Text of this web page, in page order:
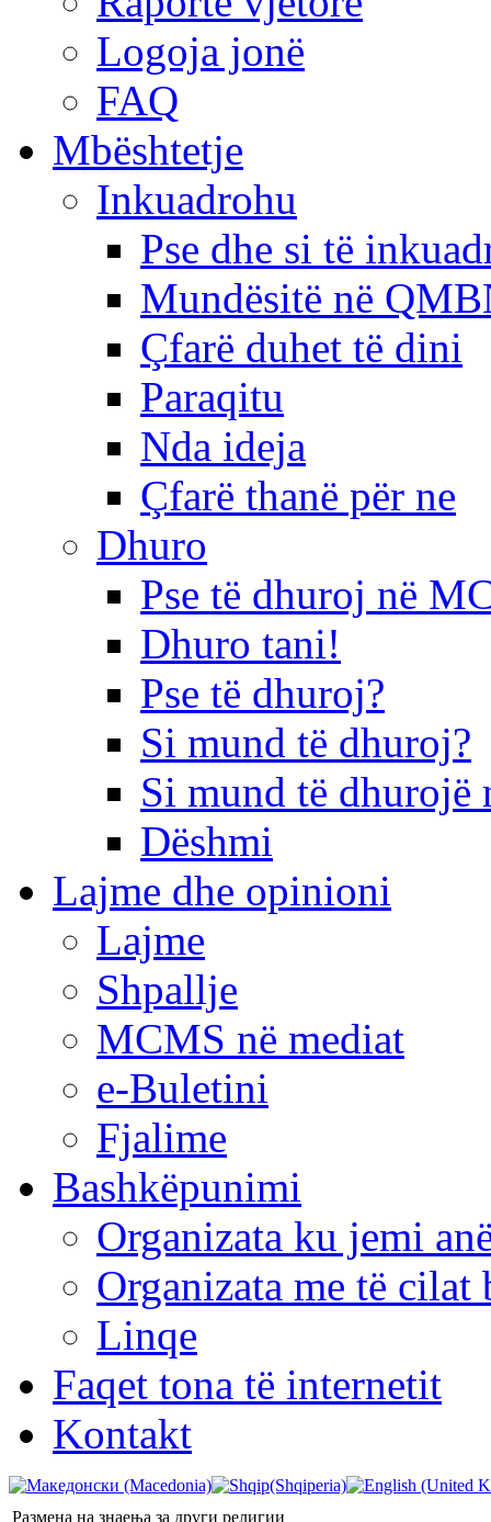
Logoja jonë
FAQ
Mbështetje
Inkuadrohu
Pse dhe si të
Mundësitë në
Çfarë duhet të dini
Paraqitu
Nda ideja
Çfarë thanë për ne
Dhuro
Pse të dhuroj në
Dhuro tani!
Pse të dhuroj?
Si mund të dhuroj?
Si mund të dhurojë
Dëshmi
Lajme dhe opinioni
Lajme
Shpallje
MCMS në mediat
e-Buletini
Fjalime
Bashkëpunimi
Organizata ku jemi
Organizata me të cilat
Linqe
Faqet tona të internetit
Kontakt
Размена на знаења за други религии